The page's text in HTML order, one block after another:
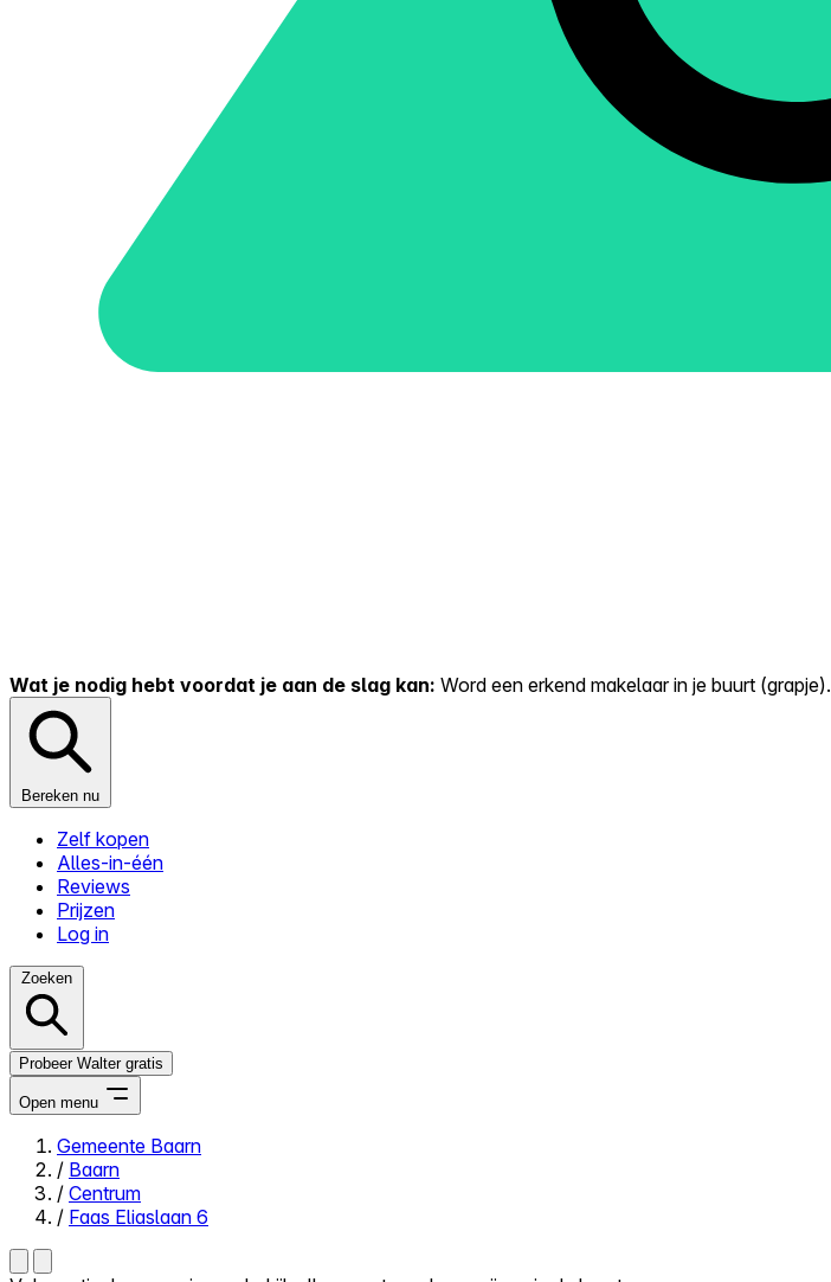
Wat je nodig hebt voordat je aan de slag kan: Word een erkend makelaar in je buurt (grapje).
Bereken nu
Zelf kopen
Alles-in-één
Reviews
Prijzen
Log in
Zoeken
Probeer Walter gratis
Open menu
Close menu
Gemeente Baarn
/ Baarn
/ Centrum
/ Faas Eliaslaan 6